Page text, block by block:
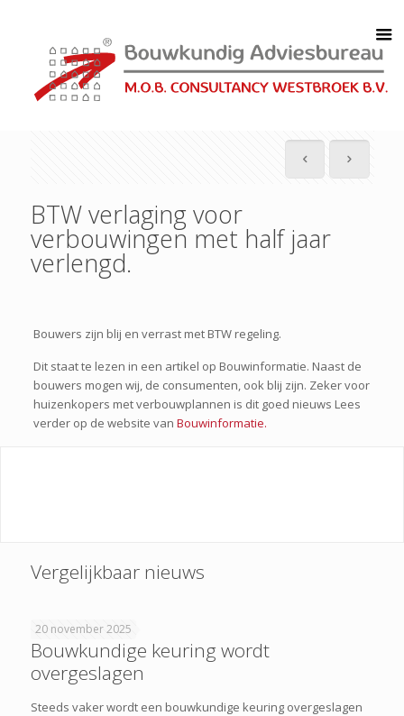
BTW verlaging voor
verbouwingen met half jaar
verlengd.
Bouwers zijn blij en verrast met BTW regeling.
Dit staat te lezen in een artikel op Bouwinformatie. Naast de
bouwers mogen wij, de consumenten, ook blij zijn. Zeker voor
huizenkopers met verbouwplannen is dit goed nieuws Lees
verder op de website vanBouwinformatie.
Vergelijkbaar nieuws
20 november 2025
Bouwkundige keuring wordt
overgeslagen
Steeds vaker wordt een bouwkundige keuring overgeslagen